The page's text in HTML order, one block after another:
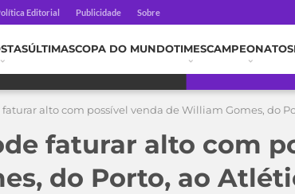
Editorial Publicidade Sobre
ÚLTIMASCOPA DO MUNDOTIMESCAMPEONATOS
faturar alto com possível venda de William Gomes, do
faturar alto com
do Porto, ao